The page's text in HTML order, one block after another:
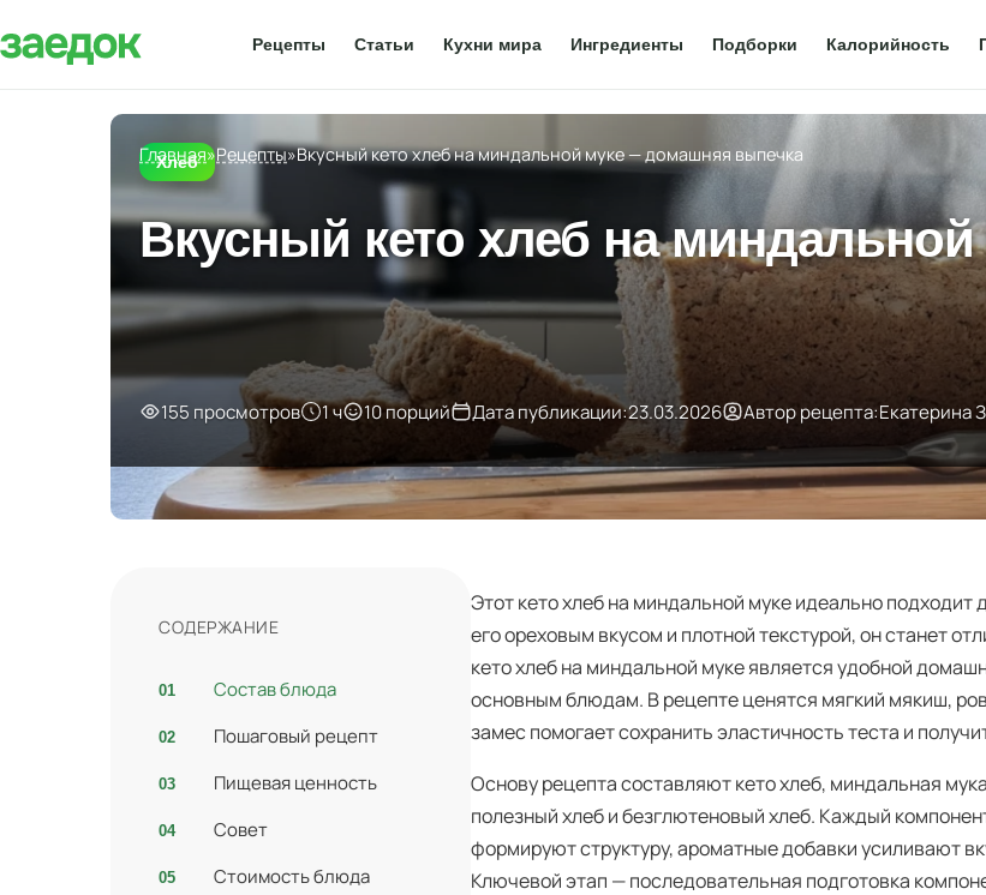
Рецепты Статьи Кухни мира Ингредиенты Подборки Калорийность
Главная»Рецепты»Вкусный кето хлеб на миндальной муке — домашняя выпечка
Хлеб
Вкусный кето хлеб на миндальной
155 просмотров 1 ч 10 порций Дата публикации:23.03.2026 Автор рецепта:Екатерина
СОДЕРЖАНИЕ
Состав блюда
Пошаговый рецепт
Пищевая ценность
Совет
Стоимость блюда
Этот кето хлеб на миндальной муке идеально
его ореховым вкусом и плотной текстурой, он станет
кето хлеб на миндальной муке является удобной
основным блюдам. В рецепте ценятся мягкий мякиш,
замес помогает сохранить эластичность теста и
Основу рецепта составляют кето хлеб, миндальная
полезный хлеб и безглютеновый хлеб. Каждый
формируют структуру, ароматные добавки усиливают
Ключевой этап — последовательная подготовка